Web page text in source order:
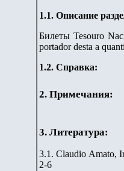
1.1. Описание
Билеты Tesouro
portador desta a
1.2. Справка:
2. Примечания:
3. Литература:
3.1. Claudio Amato,
2-6